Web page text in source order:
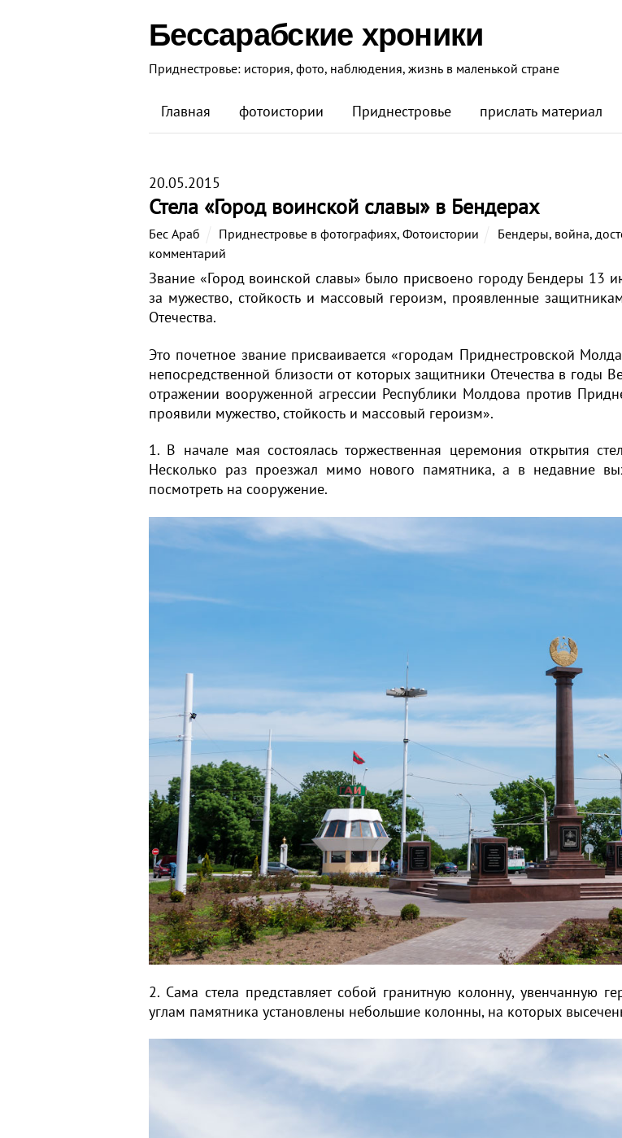
Бессарабские хроники
Приднестровье: история, фото, наблюдения, жизнь в маленькой стране
Главная фотоистории Приднестровье прислать материал
20.05.2015
Стела «Город воинской славы» в Бендерах
Бес Араб Приднестровье в фотографиях, Фотоистории Бендеры, война,
комментарий
Звание «Город воинской славы» было присвоено городу Бендеры
за мужество, стойкость и массовый героизм, проявленные
Отечества.
Это почетное звание присваивается «городам Приднестровской
непосредственной близости от которых защитники Отечества в годы
отражении вооруженной агрессии Республики Молдова против
проявили мужество, стойкость и массовый героизм».
1. В начале мая состоялась торжественная церемония открытия
Несколько раз проезжал мимо нового памятника, а в недавние
посмотреть на сооружение.
2. Сама стела представляет собой гранитную колонну, увенчанную
углам памятника установлены небольшие колонны, на которых